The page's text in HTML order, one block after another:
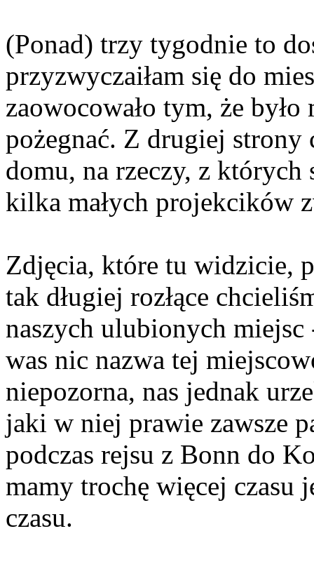
(Ponad) trzy tygodnie to
przyzwyczaiłam się do
zaowocowało tym, że
pożegnać. Z drugiej strony
domu, na rzeczy, z których
kilka małych projekcików
Zdjęcia, które tu widzicie,
tak długiej rozłące
naszych ulubionych
was nic nazwa tej
niepozorna, nas jednak
jaki w niej prawie zawsze
podczas rejsu z Bonn do
mamy trochę więcej czasu
czasu.